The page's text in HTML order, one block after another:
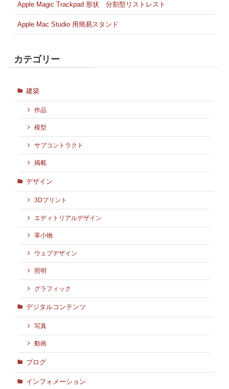
Apple Magic Trackpad 形状 分割型リストレスト
Apple Mac Studio 用簡易スタンド
カテゴリー
建築
作品
模型
サブコントラクト
掲載
デザイン
3Dプリント
エディトリアルデザイン
革小物
ウェブデザイン
照明
グラフィック
デジタルコンテンツ
写真
動画
ブログ
インフォメーション